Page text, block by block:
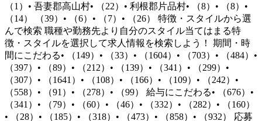
（1）• 吾妻郡高山村• （22）• 利根郡片品村• （8）• （8）•
（14） （39）• （6）• （7）• （26） 特徴・スタイルから選
んで検索 職種や勤務先より自分のスタイル当てはまる特
徴・スタイルを選択して求人情報を検索しよう！ 期間・時
間にこだわる• （149）• （33）• （1604）• （703）• （484）•
（397）• （89）• （212）• （139）• （341）• （299）•
（307）• （1641）• （108）• （166）• （109）• （242）•
（558）• （91）• （278）• （99） 給与にこだわる• （676）•
（341）• （79）• （60）• （46）• （332）• （282）• （160）
• （28）• （185）• （318）• （473）• （858）• （932） 応募